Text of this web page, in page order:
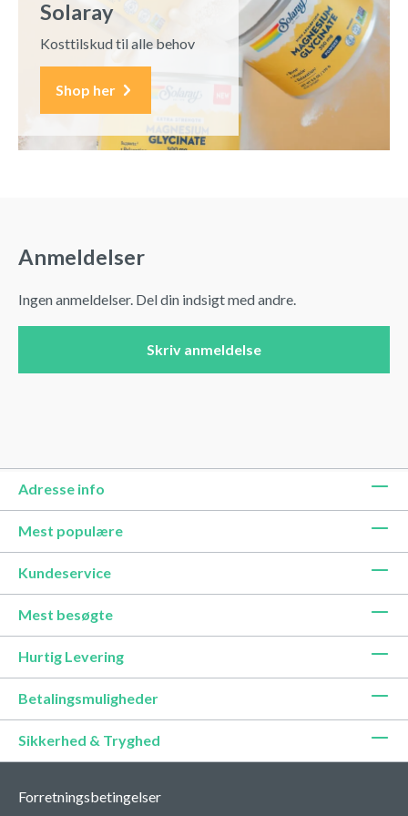
Solaray
Kosttilskud til alle behov
Shop her
Anmeldelser
Ingen anmeldelser. Del din indsigt med andre.
Skriv anmeldelse
Adresse info
Mest populære
Kundeservice
Mest besøgte
Hurtig Levering
Betalingsmuligheder
Sikkerhed & Tryghed
Forretningsbetingelser